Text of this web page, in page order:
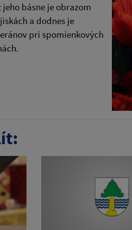
básne je obrazom
a dodnes je
pri spomienkových